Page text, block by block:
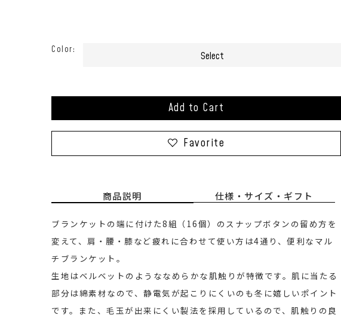
Color:
Add to Cart
Favorite
商品説明 仕様・サイズ・ギフト
ブランケットの端に付けた8組（16個）のスナップボタンの留め方を
変えて、肩・腰・膝など疲れに合わせて使い方は4通り、便利なマル
チブランケット。
生地はベルベットのようななめらかな肌触りが特徴です。肌に当たる
部分は綿素材なので、静電気が起こりにくいのも冬に嬉しいポイント
です。また、毛玉が出来にくい製法を採用しているので、肌触りの良